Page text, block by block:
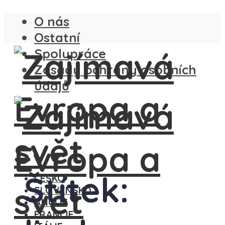
O nás
Ostatní
Spolupráce
Zásady ochrany osobních
údajů
ČESKO
SLOVENSKO
ANGLIE
FRANCIE
Štítek: